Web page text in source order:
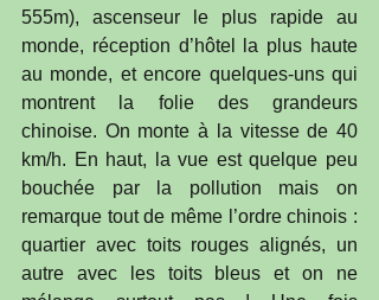
555m), ascenseur le plus rapide au
monde, réception d’hôtel la plus haute
au monde, et encore quelques-uns qui
montrent la folie des grandeurs
chinoise. On monte à la vitesse de 40
km/h. En haut, la vue est quelque peu
bouchée par la pollution mais on
remarque tout de même l’ordre chinois :
quartier avec toits rouges alignés, un
autre avec les toits bleus et on ne